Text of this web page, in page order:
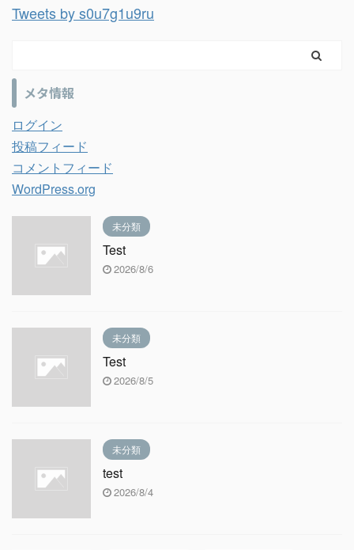
Tweets by s0u7g1u9ru
メタ情報
ログイン
投稿フィード
コメントフィード
WordPress.org
未分類
Test
2026/8/6
未分類
Test
2026/8/5
未分類
test
2026/8/4